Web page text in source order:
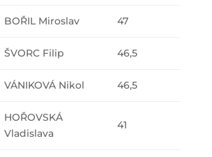
BOŘIL Miroslav 47
ŠVORC Filip 46,5
VÁNIKOVÁ Nikol 46,5
HOŘOVSKÁ
Vladislava
41